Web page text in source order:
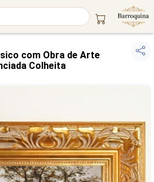
100% FINE ART
com Obra de Arte
Colheita